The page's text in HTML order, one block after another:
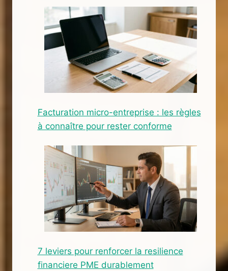
Facturation micro-entreprise : les règles
à connaître pour rester conforme
7 leviers pour renforcer la resilience
financiere PME durablement